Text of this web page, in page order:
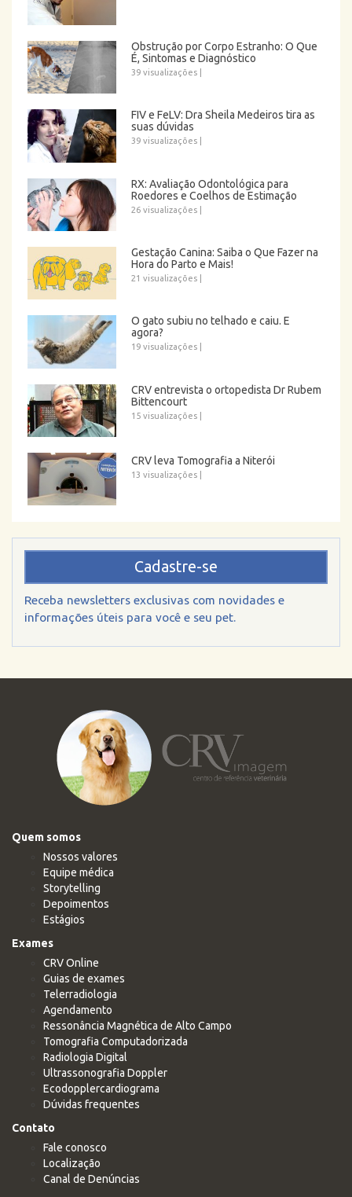
Obstrução por Corpo Estranho: O Que
É, Sintomas e Diagnóstico
39 visualizações
FIV e FeLV: Dra Sheila Medeiros tira as
suas dúvidas
39 visualizações
RX: Avaliação Odontológica para
Roedores e Coelhos de Estimação
26 visualizações
Gestação Canina: Saiba o Que Fazer na
Hora do Parto e Mais!
21 visualizações
O gato subiu no telhado e caiu. E
agora?
19 visualizações
CRV entrevista o ortopedista Dr Rubem
Bittencourt
15 visualizações
CRV leva Tomografia a Niterói
13 visualizações
Cadastre-se
Receba newsletters exclusivas com novidades e
informações úteis para você e seu pet.
Quem somos
Nossos valores
Equipe médica
Storytelling
Depoimentos
Estágios
Exames
CRV Online
Guias de exames
Telerradiologia
Agendamento
Ressonância Magnética de Alto Campo
Tomografia Computadorizada
Radiologia Digital
Ultrassonografia Doppler
Ecodopplercardiograma
Dúvidas frequentes
Contato
Fale conosco
Localização
Canal de Denúncias